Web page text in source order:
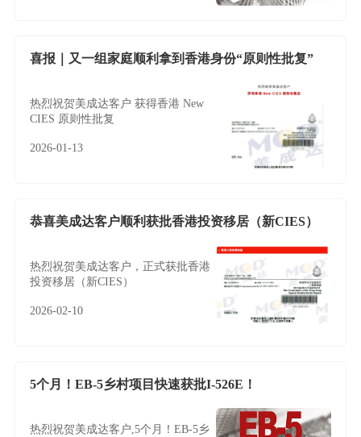
喜报｜又一组家庭顺利拿到香港身份“原则性批复”
热烈祝贺美成达客户 获得香港 New
CIES 原则性批复
2026-01-13
恭喜美成达客户顺利获批香港投资移居（新CIES）
热烈祝贺美成达客户，正式获批香港
投资移居（新CIES）
2026-02-10
5个月！EB-5乡村项目快速获批I-526E！
热烈祝贺美成达客户,5个月！EB-5乡